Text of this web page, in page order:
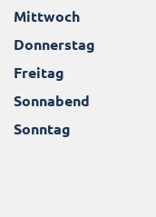
Mittwoch
Donnerstag
Freitag
Sonnabend
Sonntag